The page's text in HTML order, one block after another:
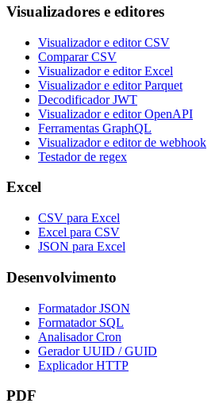
Visualizadores e editores
Visualizador e editor CSV
Comparar CSV
Visualizador e editor Excel
Visualizador e editor Parquet
Decodificador JWT
Visualizador e editor OpenAPI
Ferramentas GraphQL
Visualizador e editor de webhook
Testador de regex
Excel
CSV para Excel
Excel para CSV
JSON para Excel
Desenvolvimento
Formatador JSON
Formatador SQL
Analisador Cron
Gerador UUID / GUID
Explicador HTTP
PDF